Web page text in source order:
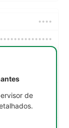
••••
•••••••••••••••
R$ •••••
R$ •••••
de